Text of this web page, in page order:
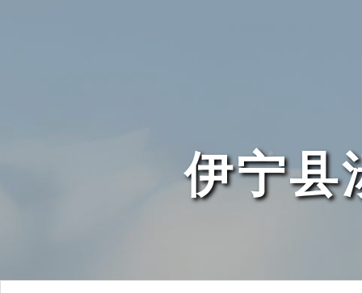
伊宁县